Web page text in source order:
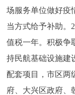
场服务单位做好疫
当方式给予补助。
值税一年。积极争
持民航基础设施建
配套项目，市区两
府、大兴区政府、